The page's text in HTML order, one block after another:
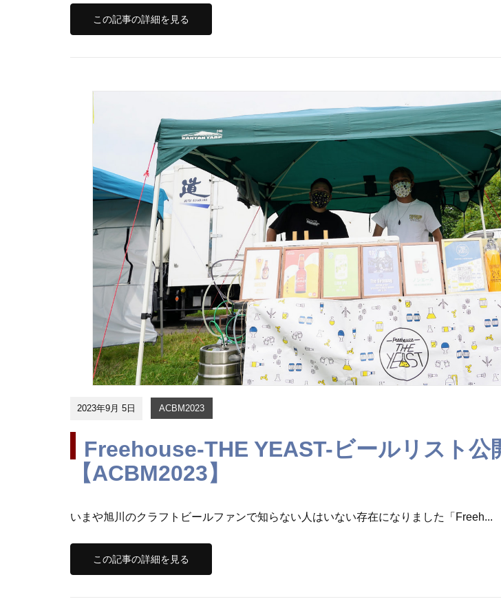
この記事の詳細を見る
2023年9月 5日 ACBM2023
Freehouse-THE YEAST-ビールリスト公
【ACBM2023】
いまや旭川のクラフトビールファンで知らない人はいない存在になりました「Freeh...
この記事の詳細を見る